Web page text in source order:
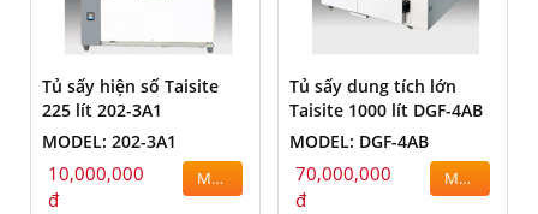
Tủ sấy hiện số Taisite
225 lít 202-3A1
MODEL: 202-3A1
10,000,000
đ
MUA
Tủ sấy dung tích lớn
Taisite 1000 lít DGF-4AB
MODEL: DGF-4AB
70,000,000
đ
MUA